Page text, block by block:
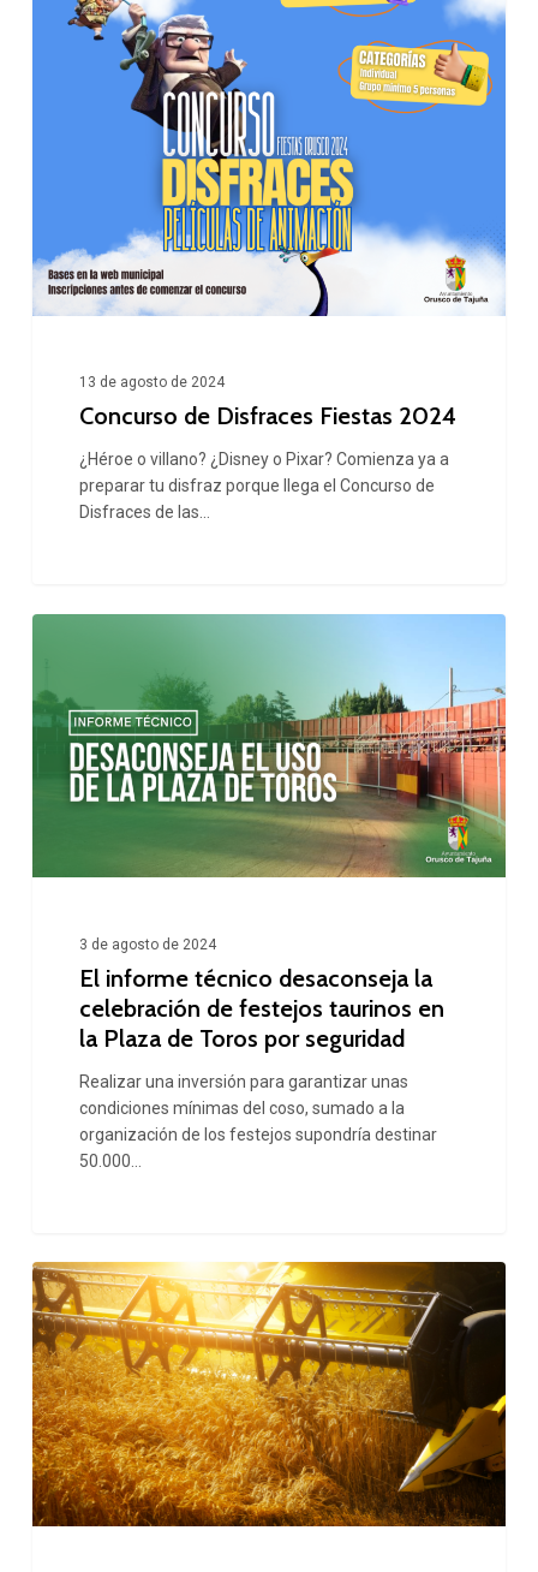
2024
13 de agosto de 2024
Concurso de Disfraces Fiestas 2024
¿Héroe o villano? ¿Disney o Pixar? Comienza ya a
preparar tu disfraz porque llega el Concurso de
Disfraces de las…
técnico
desaconseja
la
taurinos
Plaza
Toros
3 de agosto de 2024
El informe técnico desaconseja la
celebración de festejos taurinos en
la Plaza de Toros por seguridad
Realizar una inversión para garantizar unas
condiciones mínimas del coso, sumado a la
organización de los festejos supondría destinar
50.000…
Recomendaciones
para
el
uso
de
cosechadoras
ante